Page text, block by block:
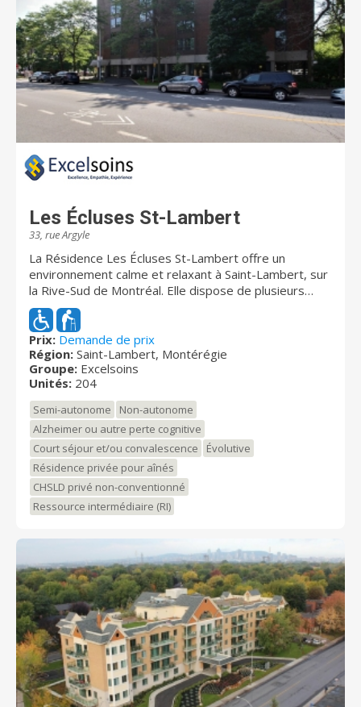
Les Écluses St-Lambert
33, rue Argyle
La Résidence Les Écluses St-Lambert offre un
environnement calme et relaxant à Saint-Lambert, sur
la Rive-Sud de Montréal. Elle dispose de plusieurs
chambres avec services complets ainsi que d’un
personnel infirmier qualifié. Un magnifique jardin est
situé à l’arrière de la résidence. Une équipe de soins
formée d'infirmières, d’infirmières auxiliaires et de
préposés présents 24 heures par jour, 7 jours sur 7
Des visites régulières de médecins dans le confort de
votre chambre Des repas préparés avec attention,
servis selon vos besoins Un programme d’activités
varié et adapté, offert par une équipe dédiée et
compétente Un bâtiment spacieux et sécuritaire avec
gicleurs, détecteurs de fumée et de chaleur Un
environnement calme et relaxant Des cloches d’appel
dans toutes les chambres directement reliées à nos
préposés présents sur chaque étage Un endroit facile
avec des balançoires et une belle végétation Les
Écluses St-Lambert accueille une clientèle variée en
perte d’autonomie diverse : Déficit cognitif (Alzheimer)
en unité prothétique; Perte d’autonomie physique
requérant de l’assistance à la mobilité et à l’hygiène;
Problèmes de santé exigeant une diète particulière
(diabète, dysphagie, etc.); Autant pour :
Convalescence; Répit; Séjour à long terme
Prix: Demande de prix
Région: Saint-Lambert, Montérégie
Groupe: Excelsoins
Unités: 204
Semi-autonome
Non-autonome
Alzheimer ou autre perte cognitive
Court séjour et/ou convalescence
Évolutive
Résidence privée pour aînés
CHSLD privé non-conventionné
Ressource intermédiaire (RI)